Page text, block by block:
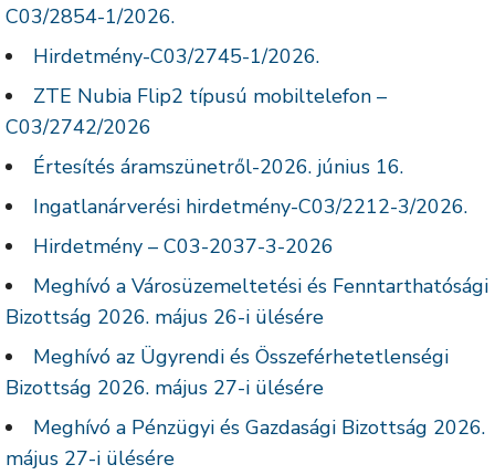
C03/2854-1/2026.
Hirdetmény-C03/2745-1/2026.
ZTE Nubia Flip2 típusú mobiltelefon –
C03/2742/2026
Értesítés áramszünetről-2026. június 16.
Ingatlanárverési hirdetmény-C03/2212-3/2026.
Hirdetmény – C03-2037-3-2026
Meghívó a Városüzemeltetési és Fenntarthatósági
Bizottság 2026. május 26-i ülésére
Meghívó az Ügyrendi és Összeférhetetlenségi
Bizottság 2026. május 27-i ülésére
Meghívó a Pénzügyi és Gazdasági Bizottság 2026.
május 27-i ülésére